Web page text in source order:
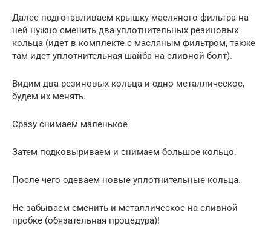
Далее подготавливаем крышку масляного фильтра на
ней нужно сменить два уплотнительных резиновых
кольца (идет в комплекте с масляным фильтром, также
там идет уплотнительная шайба на сливной болт).
Видим два резиновых кольца и одно металлическое,
будем их менять.
Сразу снимаем маленькое
Затем подковыриваем и снимаем большое кольцо.
После чего одеваем новые уплотнительные кольца.
Не забываем сменить и металлическое на сливной
пробке (обязательная процедура)!